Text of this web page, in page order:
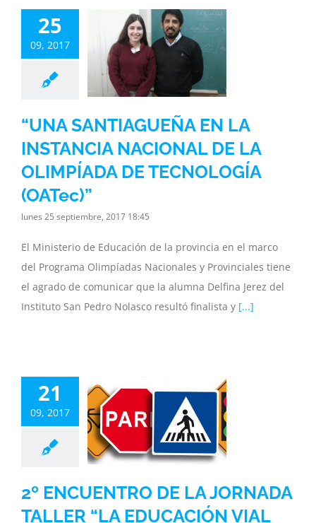
25
09, 2017
EN
DE LA
DE
Subsecretaria
“UNA SANTIAGUEÑA EN LA
INSTANCIA NACIONAL DE LA
OLIMPÍADA DE TECNOLOGÍA
(OATec)”
lunes 25 septiembre, 2017 18:45
El Ministerio de Educación de la provincia en el marco
del Programa Olimpíadas Nacionales y Provinciales tiene
el agrado de comunicar que la alumna Delfina Jerez del
Instituto San Pedro Nolasco resultó finalista y [...]
21
09, 2017
JORNADA
“LA
VIAL
Subsecretaria
2º ENCUENTRO DE LA JORNADA
TALLER “LA EDUCACIÓN VIAL